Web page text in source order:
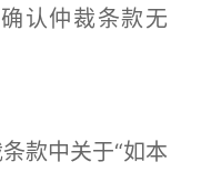
认仲裁条款无
款中关于“如本